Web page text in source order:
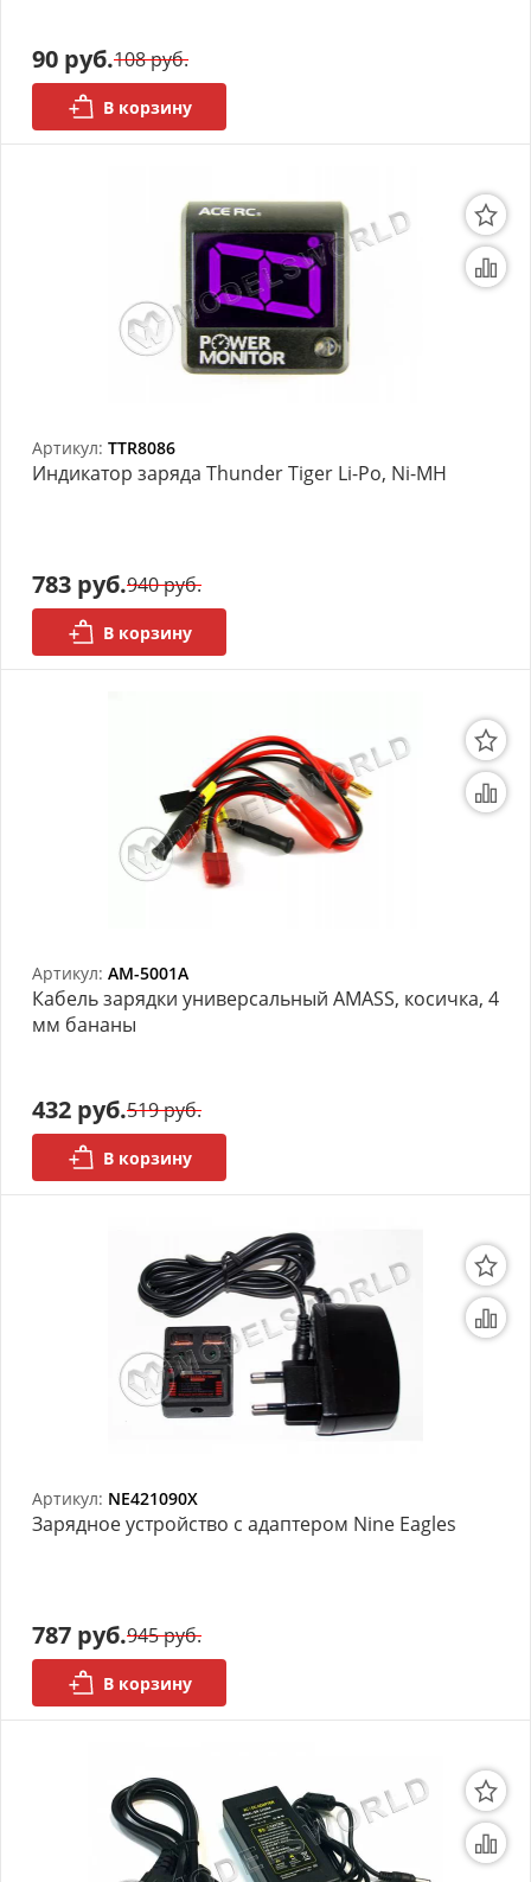
Органайзеры
Полки под краску
Рабочая станция
Деревянные ламели
Рейки из ценных пород
Деревянные бруски
Шпон ценных пород
Подставки под миниатюры
Деревянные 3D модели
Донышки для вязания
Нестандартные заготовки
Новогодние изделия
Модели из ФП смолы
90 руб.108 руб.
В корзину
Артикул: TTR8086
Индикатор заряда Thunder Tiger Li-Po, Ni-MH
783 руб.940 руб.
В корзину
Артикул: AM-5001A
Кабель зарядки универсальный AMASS, косичка, 4
мм бананы
432 руб.519 руб.
В корзину
Артикул: NE421090X
Зарядное устройство с адаптером Nine Eagles
787 руб.945 руб.
В корзину